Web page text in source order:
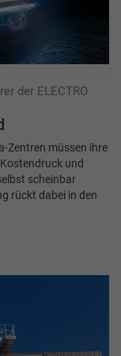
der ELECTRO
Zentren müssen ihre
und
scheinbar
rückt dabei in den